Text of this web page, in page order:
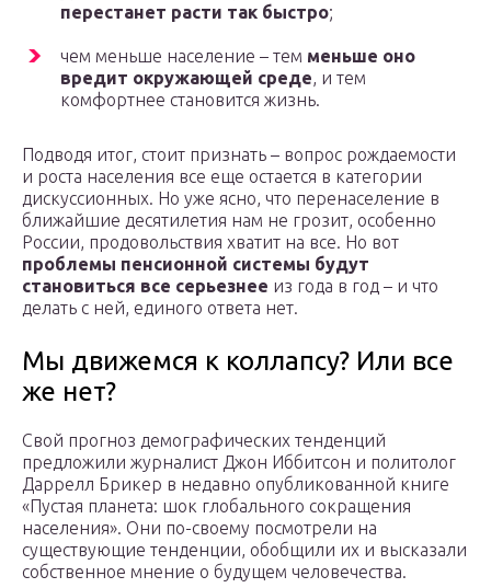
перестанет расти так быстро;
чем меньше население – тем меньше оно
вредит окружающей среде, и тем
комфортнее становится жизнь.
Подводя итог, стоит признать – вопрос рождаемости
и роста населения все еще остается в категории
дискуссионных. Но уже ясно, что перенаселение в
ближайшие десятилетия нам не грозит, особенно
России, продовольствия хватит на все. Но вот
проблемы пенсионной системы будут
становиться все серьезнее из года в год – и что
делать с ней, единого ответа нет.
Мы движемся к коллапсу? Или все
же нет?
Свой прогноз демографических тенденций
предложили журналист Джон Иббитсон и политолог
Даррелл Брикер в недавно опубликованной книге
«Пустая планета: шок глобального сокращения
населения». Они по-своему посмотрели на
существующие тенденции, обобщили их и высказали
собственное мнение о будущем человечества.